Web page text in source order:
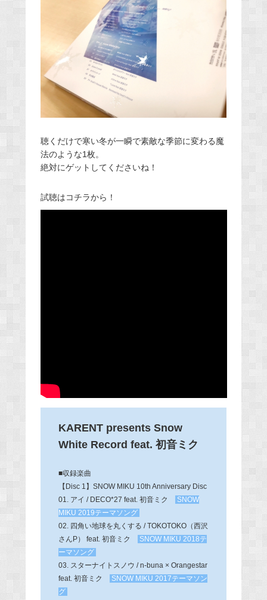
聴くだけで寒い冬が一瞬で素敵な季節に変わる魔
法のような1枚。
絶対にゲットしてくださいね！
試聴はコチラから！
KARENT presents Snow
White Record feat. 初音ミク
■収録楽曲
【Disc 1】SNOW MIKU 10th Anniversary Disc
01. アイ / DECO*27 feat. 初音ミク
SNOW
MIKU 2019テーマソング
02. 四角い地球を丸くする / TOKOTOKO（西沢
さんP） feat. 初音ミク
SNOW MIKU 2018テ
ーマソング
03. スターナイトスノウ / n-buna × Orangestar
feat. 初音ミク
SNOW MIKU 2017テーマソン
グ